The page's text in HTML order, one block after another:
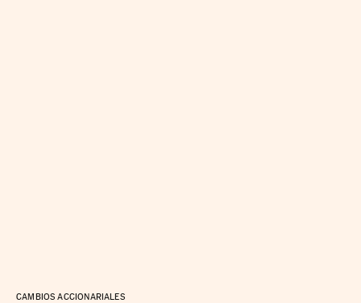
CAMBIOS ACCIONARIALES